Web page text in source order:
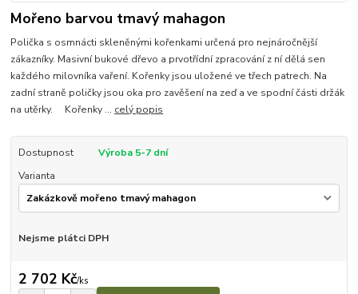
Mořeno barvou tmavý mahagon
Polička s osmnácti skleněnými kořenkami určená pro nejnáročnější
zákazníky. Masivní bukové dřevo a prvotřídní zpracování z ní dělá sen
každého milovníka vaření. Kořenky jsou uložené ve třech patrech. Na
zadní straně poličky jsou oka pro zavěšení na zeď a ve spodní části držák
na utěrky. Kořenky ... celý popis
Dostupnost
Výroba 5-7 dní
Varianta
Nejsme plátci DPH
2 702 Kč/ks